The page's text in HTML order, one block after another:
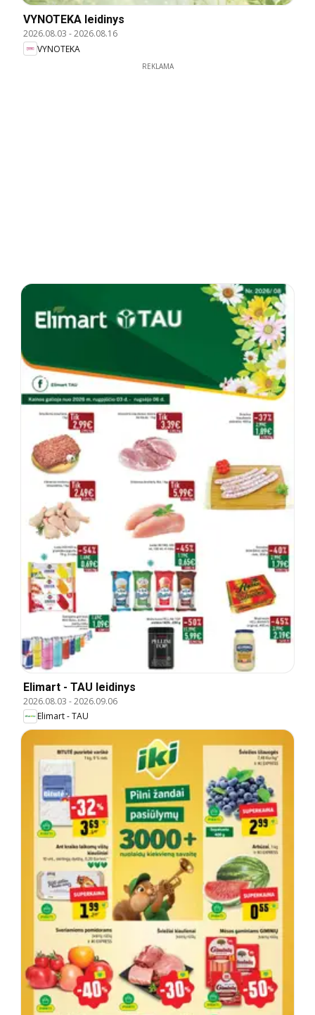
VYNOTEKA leidinys
2026.08.03 -2026.08.16
VYNOTEKA
REKLAMA
Elimart - TAU leidinys
2026.08.03 -2026.09.06
Elimart - TAU